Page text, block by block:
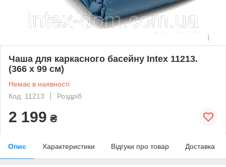
Чаша для каркасного басейну Intex 11213.
(366 х 99 см)
Немає в наявності
Код: 11213
Роздріб
2 199 ₴
Опис Характеристики Відгуки про товар Доставка